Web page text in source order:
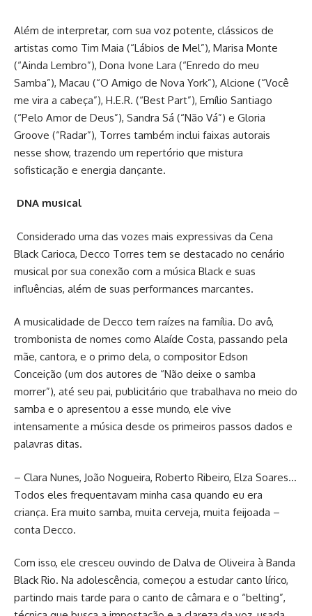
Além de interpretar, com sua voz potente, clássicos de
artistas como Tim Maia (“Lábios de Mel”), Marisa Monte
(“Ainda Lembro”), Dona Ivone Lara (“Enredo do meu
Samba”), Macau (“O Amigo de Nova York”), Alcione (“Você
me vira a cabeça”), H.E.R. (“Best Part”), Emílio Santiago
(“Pelo Amor de Deus”), Sandra Sá (“Não Vá”) e Gloria
Groove (“Radar”), Torres também inclui faixas autorais
nesse show, trazendo um repertório que mistura
sofisticação e energia dançante.
DNA musical
Considerado uma das vozes mais expressivas da Cena
Black Carioca, Decco Torres tem se destacado no cenário
musical por sua conexão com a música Black e suas
influências, além de suas performances marcantes.
A musicalidade de Decco tem raízes na família. Do avô,
trombonista de nomes como Alaíde Costa, passando pela
mãe, cantora, e o primo dela, o compositor Edson
Conceição (um dos autores de “Não deixe o samba
morrer”), até seu pai, publicitário que trabalhava no meio do
samba e o apresentou a esse mundo, ele vive
intensamente a música desde os primeiros passos dados e
palavras ditas.
– Clara Nunes, João Nogueira, Roberto Ribeiro, Elza Soares…
Todos eles frequentavam minha casa quando eu era
criança. Era muito samba, muita cerveja, muita feijoada –
conta Decco.
Com isso, ele cresceu ouvindo de Dalva de Oliveira à Banda
Black Rio. Na adolescência, começou a estudar canto lírico,
partindo mais tarde para o canto de câmara e o “belting”,